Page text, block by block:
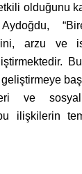
olduğunu
arzu ve
ve
ilişkilerin